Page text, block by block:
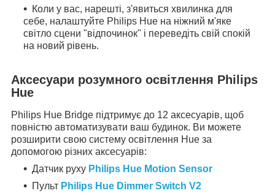
Коли у вас, нарешті, з'явиться хвилинка для
себе, налаштуйте Philips Hue на ніжний м'яке
світло сцени "відпочинок" і переведіть свій спокій
на новий рівень.
Аксесуари розумного освітлення Philips
Hue
Philips Hue Bridge підтримує до 12 аксесуарів, щоб
повністю автоматизувати ваш будинок. Ви можете
розширити свою систему освітлення Hue за
допомогою різних аксесуарів:
Датчик руху Philips Hue Motion Sensor
Пульт Philips Hue Dimmer Switch V2